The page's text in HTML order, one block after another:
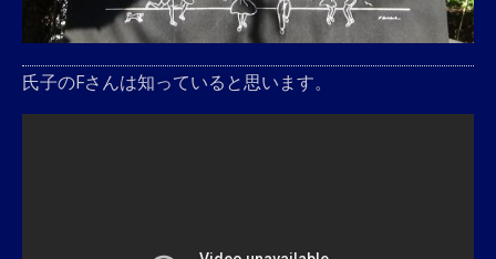
氏子のFさんは知っていると思います。